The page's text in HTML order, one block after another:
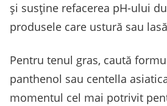
și susține refacerea pH-ului
produsele care ustură sau
Pentru tenul gras, caută
panthenol sau centella
momentul cel mai potrivit